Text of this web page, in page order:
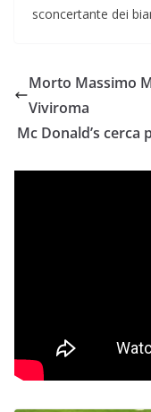
sconcertante dei
Morto Massimo
Viviroma
Mc Donald’s